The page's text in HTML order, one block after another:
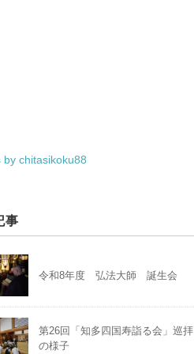
by chitasikoku88
事
令和8年度 弘法大師 誕生会
第26回「知多四国寿詣る会」巡拝
の様子